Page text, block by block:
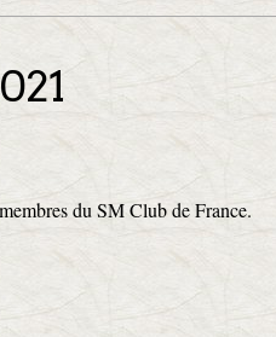
du SM Club de France.